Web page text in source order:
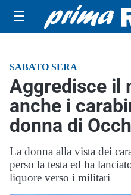
☰
SABATO SERA
Aggredisce il
anche i
donna di
La donna alla vista dei
perso la testa ed ha
liquore verso i militari